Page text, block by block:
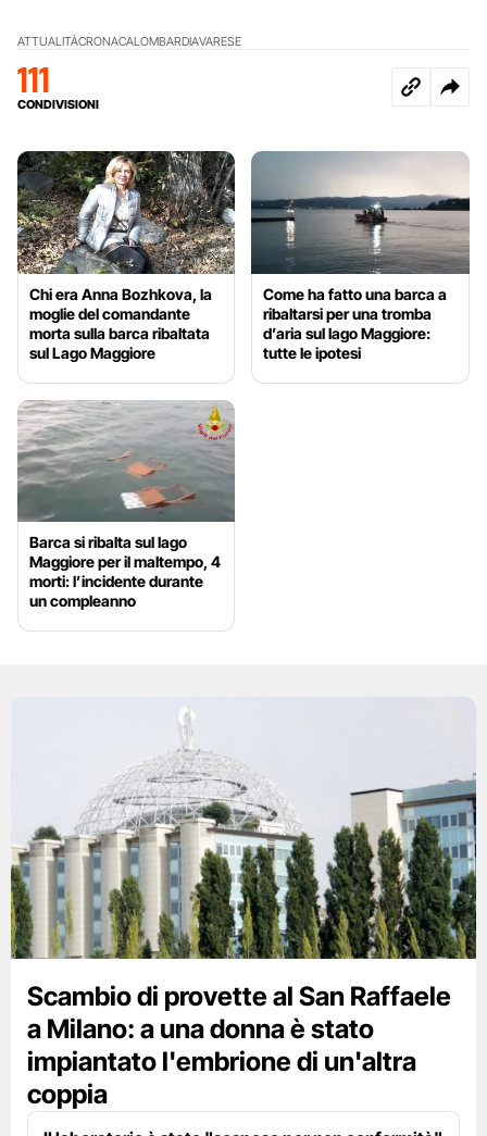
ATTUALITÀCRONACALOMBARDIAVARESE
111
CONDIVISIONI
Chi era Anna Bozhkova, la
moglie del comandante
morta sulla barca ribaltata
sul Lago Maggiore
Come ha fatto una barca a
ribaltarsi per una tromba
d’aria sul lago Maggiore:
tutte le ipotesi
Barca si ribalta sul lago
Maggiore per il maltempo, 4
morti: l’incidente durante
un compleanno
Scambio di provette al San Raffaele
a Milano: a una donna è stato
impiantato l'embrione di un'altra
coppia